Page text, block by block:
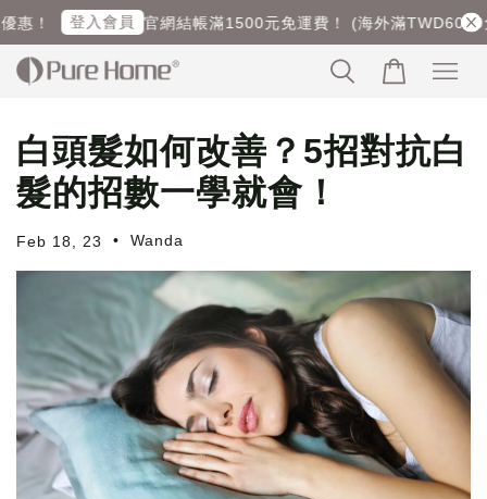
登入會員 官網結帳滿1500元免運費！ (海外滿TWD6000免運
白頭髮如何改善？5招對抗白
髮的招數一學就會！
Feb 18, 23 • Wanda